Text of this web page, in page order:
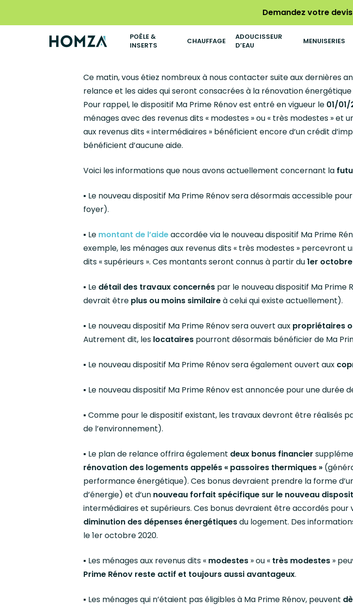
Demandez votre
POÊLE &
INSERTS
CHAUFFAGE
ADOUCISSEUR
D’EAU
MENUISERIES
Ce matin, vous étiez nombreux à nous contacter suite aux dernières
relance et les aides qui seront consacrées à la rénovation
Pour rappel, le dispositif Ma Prime Rénov est entré en vigueur le 01/
ménages avec des revenus dits « modestes » ou « très modestes »
aux revenus dits « intermédiaires » bénéficient encore d’un crédit
bénéficient d’aucune aide.
Voici les informations que nous avons actuellement concernant la
▪️ Le nouveau dispositif Ma Prime Rénov sera désormais accessible pour
foyer).
▪️ Le montant de l’aideaccordée via le nouveau dispositif Ma Prime
exemple, les ménages aux revenus dits « très modestes » percevront
dits « supérieurs ». Ces montants seront connus à partir du1er
▪️ Le détail des travaux concernés par le nouveau dispositif Ma Prime
devrait être plus ou moins similaireà celui qui existe actuellement).
▪️ Le nouveau dispositif Ma Prime Rénov sera ouvert aux propriétaires
Autrement dit, les locataires pourront désormais bénéficier de Ma
▪️ Le nouveau dispositif Ma Prime Rénov sera également ouvert aux
▪️ Le nouveau dispositif Ma Prime Rénov est annoncée pour une durée
▪️ Comme pour le dispositif existant, les travaux devront être réalisés
de l’environnement).
▪️ Le plan de relance offrira également deux bonus financier
rénovation des logements appelés « passoires thermiques »
performance énergétique). Ces bonus devraient prendre la forme
d’énergie) et d’un nouveau forfait spécifique sur le nouveau
intermédiaires et supérieurs. Ces bonus devraient être accordés pour
diminution des dépenses énergétiquesdu logement. Des
le 1er octobre 2020.
▪️ Les ménages aux revenus dits « modestes » ou « très modestes »
Prime Rénov reste actif et toujours aussi avantageux.
▪️ Les ménages qui n’étaient pas éligibles à Ma Prime Rénov, peuvent